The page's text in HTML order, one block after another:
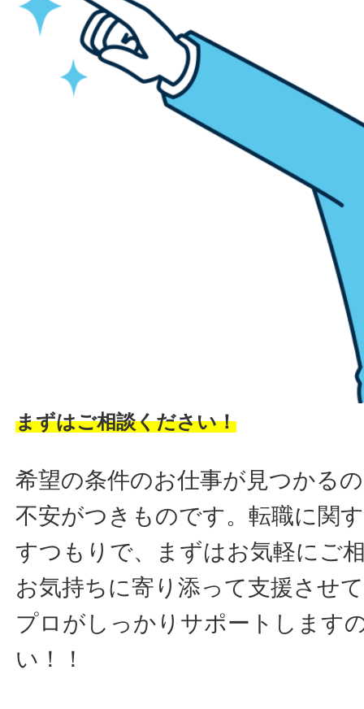
まずはご相談ください！
希望の条件のお仕事が見つかる
不安がつきものです。転職に関
すつもりで、まずはお気軽にご
お気持ちに寄り添って支援させ
プロがしっかりサポートします
い！！